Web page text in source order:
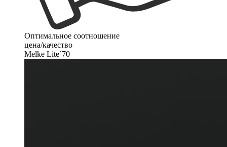
Оптимальное соотношение
цена/качество
Melke Lite`70